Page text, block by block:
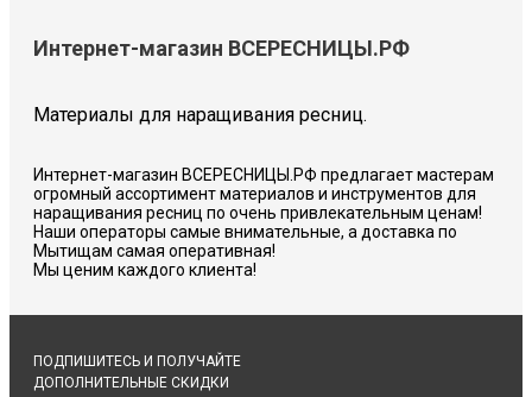
Интернет-магазин ВСЕРЕСНИЦЫ.РФ
Материалы для наращивания ресниц.
Интернет-магазин ВСЕРЕСНИЦЫ.РФ предлагает мастерам
огромный ассортимент материалов и инструментов для
наращивания ресниц по очень привлекательным ценам!
Наши операторы самые внимательные, а доставка по
Мытищам самая оперативная!
Мы ценим каждого клиента!
ПОДПИШИТЕСЬ И ПОЛУЧАЙТЕ
ДОПОЛНИТЕЛЬНЫЕ СКИДКИ